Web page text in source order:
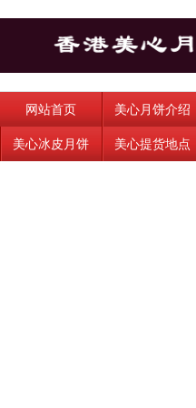
网站首页 美心月饼介绍
美心冰皮月饼 美心提货地点